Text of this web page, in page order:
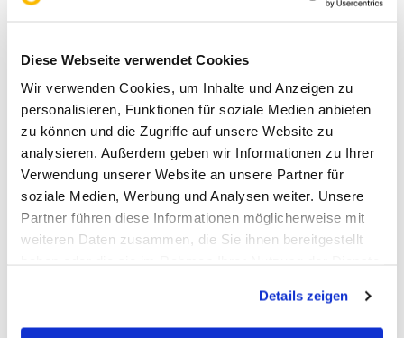
Diese Webseite verwendet Cookies
Wir verwenden Cookies, um Inhalte und Anzeigen zu
personalisieren, Funktionen für soziale Medien anbieten
zu können und die Zugriffe auf unsere Website zu
analysieren. Außerdem geben wir Informationen zu Ihrer
Verwendung unserer Website an unsere Partner für
soziale Medien, Werbung und Analysen weiter. Unsere
Partner führen diese Informationen möglicherweise mit
weiteren Daten zusammen, die Sie ihnen bereitgestellt
Cookies, wenn Sie unsere Webseite weiterhin nutzen.
Details zeigen
einen Rahmen, in dem berufliche
Zukunftspläne konkretisiert
werden können.